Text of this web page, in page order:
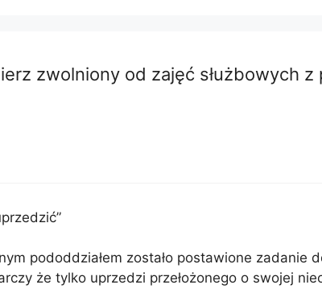
zwolniony od zajęć służbowych
pododdziałem zostało postawione zadanie
że tylko uprzedzi przełożonego o swojej